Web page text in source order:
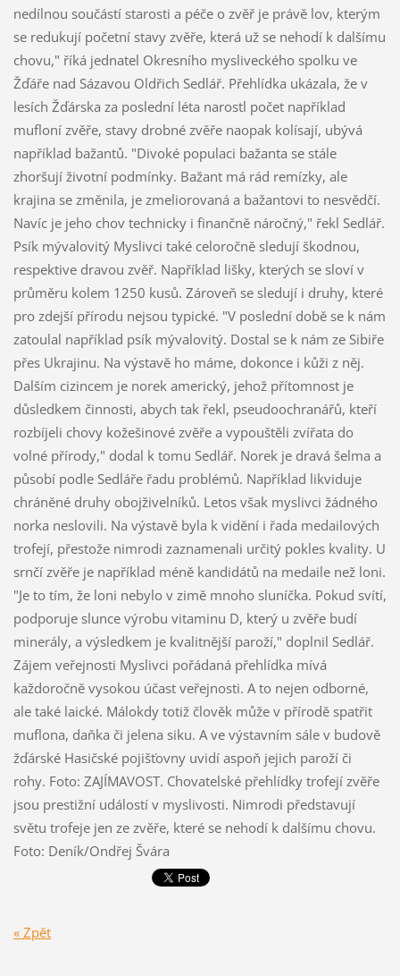
nedílnou součástí starosti a péče o zvěř je právě lov, kterým
se redukují početní stavy zvěře, která už se nehodí k dalšímu
chovu," říká jednatel Okresního mysliveckého spolku ve
Žďáře nad Sázavou Oldřich Sedlář. Přehlídka ukázala, že v
lesích Žďárska za poslední léta narostl počet například
mufloní zvěře, stavy drobné zvěře naopak kolísají, ubývá
například bažantů. "Divoké populaci bažanta se stále
zhoršují životní podmínky. Bažant má rád remízky, ale
krajina se změnila, je zmeliorovaná a bažantovi to nesvědčí.
Navíc je jeho chov technicky i finančně náročný," řekl Sedlář.
Psík mývalovitý Myslivci také celoročně sledují škodnou,
respektive dravou zvěř. Například lišky, kterých se sloví v
průměru kolem 1250 kusů. Zároveň se sledují i druhy, které
pro zdejší přírodu nejsou typické. "V poslední době se k nám
zatoulal například psík mývalovitý. Dostal se k nám ze Sibiře
přes Ukrajinu. Na výstavě ho máme, dokonce i kůži z něj.
Dalším cizincem je norek americký, jehož přítomnost je
důsledkem činnosti, abych tak řekl, pseudoochranářů, kteří
rozbíjeli chovy kožešinové zvěře a vypouštěli zvířata do
volné přírody," dodal k tomu Sedlář. Norek je dravá šelma a
působí podle Sedláře řadu problémů. Například likviduje
chráněné druhy obojživelníků. Letos však myslivci žádného
norka neslovili. Na výstavě byla k vidění i řada medailových
trofejí, přestože nimrodi zaznamenali určitý pokles kvality. U
srnčí zvěře je například méně kandidátů na medaile než loni.
"Je to tím, že loni nebylo v zimě mnoho sluníčka. Pokud svítí,
podporuje slunce výrobu vitaminu D, který u zvěře budí
minerály, a výsledkem je kvalitnější paroží," doplnil Sedlář.
Zájem veřejnosti Myslivci pořádaná přehlídka mívá
každoročně vysokou účast veřejnosti. A to nejen odborné,
ale také laické. Málokdy totiž člověk může v přírodě spatřit
muflona, daňka či jelena siku. A ve výstavním sále v budově
žďárské Hasičské pojišťovny uvidí aspoň jejich paroží či
rohy. Foto: ZAJÍMAVOST. Chovatelské přehlídky trofejí zvěře
jsou prestižní událostí v myslivosti. Nimrodi představují
světu trofeje jen ze zvěře, které se nehodí k dalšímu chovu.
Foto: Deník/Ondřej Švára
« Zpět